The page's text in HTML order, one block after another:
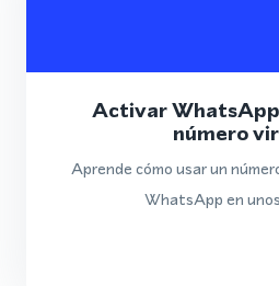
Activar
número
Aprende cómo usar un
WhatsApp en